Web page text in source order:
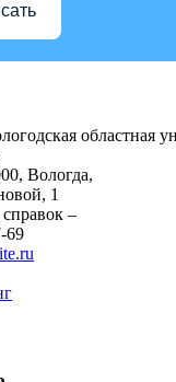
областная
Вологда,
1
–
69